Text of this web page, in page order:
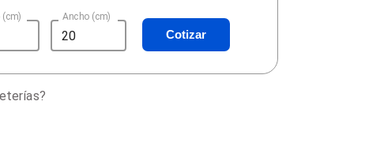
(cm) Ancho (cm)
Cotizar